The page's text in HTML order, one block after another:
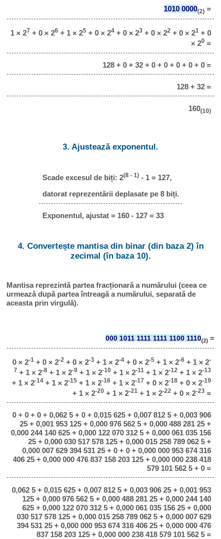
1010 0000(2)=
1 × 27 + 0 × 26+ 1 × 25+ 0 × 24+ 0 × 23+ 0 × 22+ 0 × 21+ 0
× 20=
128 + 0 + 32 + 0 + 0 + 0 + 0 + 0 =
128 + 32 =
160(10)
3. Ajustează exponentul.
Scade excesul de biți: 2(8 - 1)- 1 = 127,
datorat reprezentării deplasate pe 8 biți.
Exponentul, ajustat = 160 - 127 = 33
4. Convertește mantisa din binar (din baza 2) în
zecimal (în baza 10).
Mantisa reprezintă partea fracționară a numărului (ceea ce
urmează după partea întreagă a numărului, separată de
aceasta prin virgulă).
000 1011 1111 1111 1100 1110(2) =
0 × 2-1+ 0 × 2-2+ 0 × 2-3+ 1 × 2-4+ 0 × 2-5+ 1 × 2-6+ 1 × 2-
7 + 1 × 2-8+ 1 × 2-9+ 1 × 2-10+ 1 × 2-11+ 1 × 2-12+ 1 × 2-13
+ 1 × 2-14+ 1 × 2-15+ 1 × 2-16+ 1 × 2-17 + 0 × 2-18+ 0 × 2-19
+ 1 × 2-20+ 1 × 2-21+ 1 × 2-22+ 0 × 2-23=
0 + 0 + 0 + 0,062 5 + 0 + 0,015 625 + 0,007 812 5 + 0,003 906
25 + 0,001 953 125 + 0,000 976 562 5 + 0,000 488 281 25 +
0,000 244 140 625 + 0,000 122 070 312 5 + 0,000 061 035 156
25 + 0,000 030 517 578 125 + 0,000 015 258 789 062 5 +
0,000 007 629 394 531 25 + 0 + 0 + 0,000 000 953 674 316
406 25 + 0,000 000 476 837 158 203 125 + 0,000 000 238 418
579 101 562 5 + 0 =
0,062 5 + 0,015 625 + 0,007 812 5 + 0,003 906 25 + 0,001 953
125 + 0,000 976 562 5 + 0,000 488 281 25 + 0,000 244 140
625 + 0,000 122 070 312 5 + 0,000 061 035 156 25 + 0,000
030 517 578 125 + 0,000 015 258 789 062 5 + 0,000 007 629
394 531 25 + 0,000 000 953 674 316 406 25 + 0,000 000 476
837 158 203 125 + 0,000 000 238 418 579 101 562 5 =